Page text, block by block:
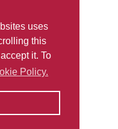
uses
this
it. To
Policy.